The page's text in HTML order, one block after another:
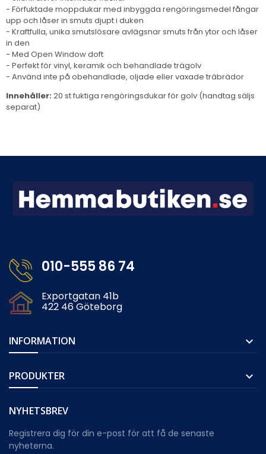
- Förfuktade moppdukar med inbyggda rengöringsmedel fångar
upp och låser in smuts djupt i duken
- Kraftfulla, unika smutslösare avlägsnar smuts från ytor och låser
in den
- Med Open Window doft
- Perfekt för vinyl, keramik och behandlade trägolv
- Använd inte på obehandlade, oljade eller vaxade träbrädor
Innehåller: 20 st fuktiga rengöringsdukar för golv (handtag säljs
separat)
010-555 86 74
Exportgatan 41b
422 46 Göteborg
INFORMATION 
PRODUKTER 
NYHETSBREV
Registrera dig för din e-post för att få de senaste
nyheterna.